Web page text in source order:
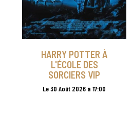
HARRY POTTER À
L'ÉCOLE DES
SORCIERS VIP
Le 30 Août 2026 à 17:00